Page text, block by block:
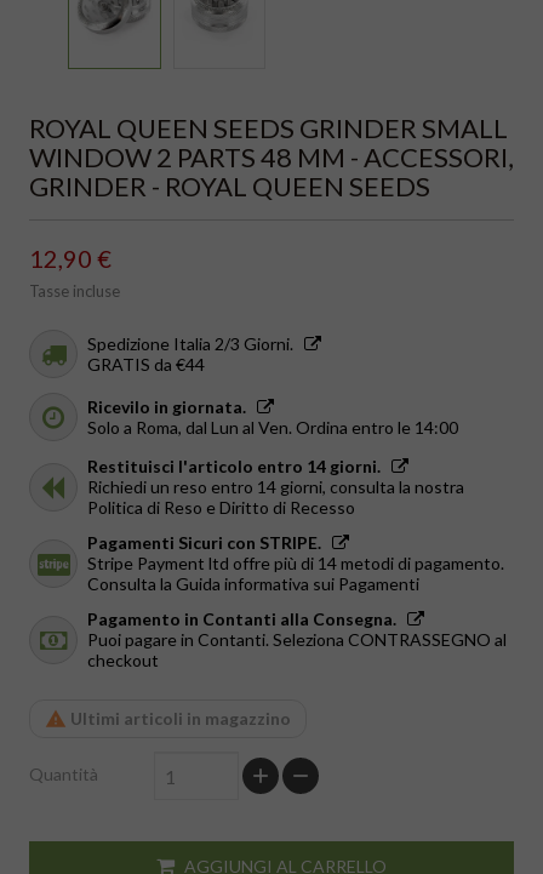
ROYAL QUEEN SEEDS GRINDER SMALL
WINDOW 2 PARTS 48 MM - ACCESSORI,
GRINDER - ROYAL QUEEN SEEDS
12,90 €
Tasse incluse
Spedizione Italia 2/3 Giorni.
GRATIS da €44
Ricevilo in giornata.
Solo a Roma, dal Lun al Ven. Ordina entro le 14:00
Restituisci l'articolo entro 14 giorni.
Richiedi un reso entro 14 giorni, consulta la nostra
Politica di Reso e Diritto di Recesso
Pagamenti Sicuri con STRIPE.
Stripe Payment ltd offre più di 14 metodi di pagamento.
Consulta la Guida informativa sui Pagamenti
Pagamento in Contanti alla Consegna.
Puoi pagare in Contanti. Seleziona CONTRASSEGNO al
checkout
Ultimi articoli in magazzino
Quantità
AGGIUNGI AL CARRELLO